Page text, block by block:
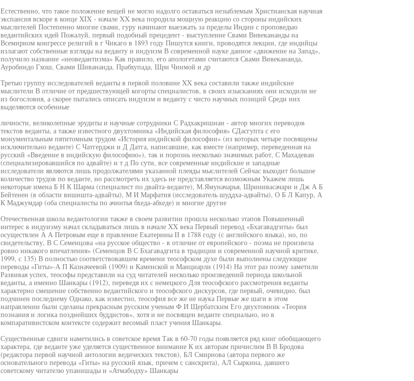
Естественно, что такое положение вещей не могло надолго оставаться незыблемым Христианская научная
экспансия вскоре в конце XIX - начале XX века породила мощную реакцию со стороны индийских
мыслителей Постепенно многие свами, гуру начинают выезжать за пределы Индии с проповедью
ведантийских идей Пожалуй, первый подобный прецедент - выступление Свами Вивекананды на
Всемирном конгрессе религий в г Чикаго в 1893 году Пишутся книги, проводятся лекции, где индийцы
излагают собственные взгляды на веданту и индуизм В современной науке данное «движение на Запад»,
получило название «неоведантизма» Как правило, его апологетами считаются Свами Вивекананда,
Ауробиндо Гхош, Свами Шивананда, Прабхупада, Шри Чинмой и др
Третью группу исследователей веданты в первой половине XX века составили также индийские
мыслители В отличие от предшествующей когорты специалистов, в своих изысканиях они исходили не
из богословия, а скорее пытались описать индуизм и веданту с чисто научных позиций Среди них
выделяются особенные
личности, великолепные эрудиты и научные сотрудники С Радхакришнан - автор многих переводов
текстов веданты, а также известного двухтомника «Индийская философия» СДасгупта с его
монументальным пятитомным трудом «История индийской философии» (из которых четыре посвящены
исключительно веданте) С Чатгерджи и Д Датга, написавшие, как вместе (например, переведенная на
русский «Введение в индийскую философию»), так и порознь несколько значимых работ, С Махадеван
(специализировавшийся по адвайте) и т д По сути, все современные индийские и западные
исследователи являются лишь продолжателями указанной плеяды мыслителей Сейчас выходит большое
количество трудов по веданте, но рассмотреть их здесь не представляется возможным Укажем лишь
некоторые имена Б Н К Шарма (специалист по двайта-веданте), М.Ямуначарья, Шринивасачари и Дж А Б
Бейтенен (в области вишишта-адвайты), М И Марфатия (исследователь шуддха-адвайты), О Б Л Капур, А
К Маджумдар (оба специалисты по ачинтья бхеда-абхеде) и многие другие
Отечественная школа ведантологии также в своем развитии прошла несколько этапов Повышенный
интерес к индуизму начал складываться лишь в начале XX века Первый перевод «Бхагавадгиты» был
осуществлен А А Петровым еще в правление Екатерины II в 1788 году (с английского языка), но, по
свидетельству, В С Семенцова «на русское общество - в отличие от европейского - поэма не произвела
ровно никакого впечатления» (Семенцов В С Бхагавадгита в традиции и современной научной критике,
1999, с 135) В полностью соответствовавшем времени теософском духе были выполнены следующие
переводы «Гиты»-А П Казначеевой (1909) и Каменской и Манциарли (1914) На этот раз поэму заметили
Развивая успех, теософы представили на суд читателей несколько произведений периода школьной
веданты, а именно Шанкары (1912), переведя их с немецкого Для теософского рассмотрения веданты
характерно смешение собственно ведантийского и теософского дискурсов, где первый, очевидно, был
подчинен последнему Однако, как известно, теософия все же не наука Первые же шаги в этом
направлении были сделаны прекрасным русским ученым Ф И Щербатским Его двухтомник «Теория
познания и логика позднейших буддистов», хотя и не посвящен веданте специально, но в
компаративистском контексте содержит весомый пласт учения Шанкары.
Существенные сдвиги наметились в советское время Так в 60-70 годы появляется ряд книг обобщающего
характера, где веданте уже уделяется существенное внимание К их авторам причислим В В Бродова
(редактора первой научной антологии ведических текстов), БЛ Смирнова (автора первого же
основательного перевода «Гиты» на русский язык, причем с санскрита), АЛ Сыркина, давшего
советскому читателю упанишады и «Атмабодху» Шанкары